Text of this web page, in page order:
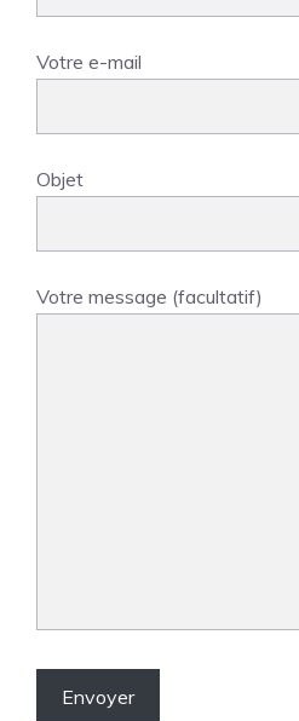
Votre e-mail
Objet
Votre message (facultatif)